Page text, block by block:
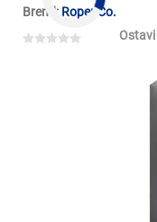
Brend: Roper Co.